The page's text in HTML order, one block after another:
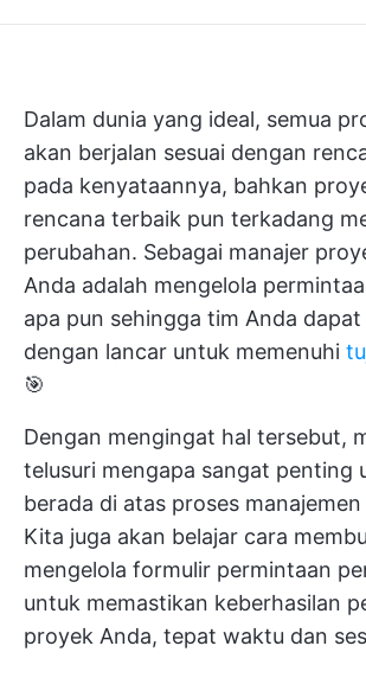
Dalam dunia yang ideal, semua
akan berjalan sesuai dengan
pada kenyataannya, bahkan
rencana terbaik pun terkadang
perubahan. Sebagai manajer
Anda adalah mengelola
apa pun sehingga tim Anda
dengan lancar untuk memenuhi
🎯
Dengan mengingat hal tersebut,
telusuri mengapa sangat penting
berada di atas proses
Kita juga akan belajar cara
mengelola formulir permintaan
untuk memastikan keberhasilan
proyek Anda, tepat waktu dan